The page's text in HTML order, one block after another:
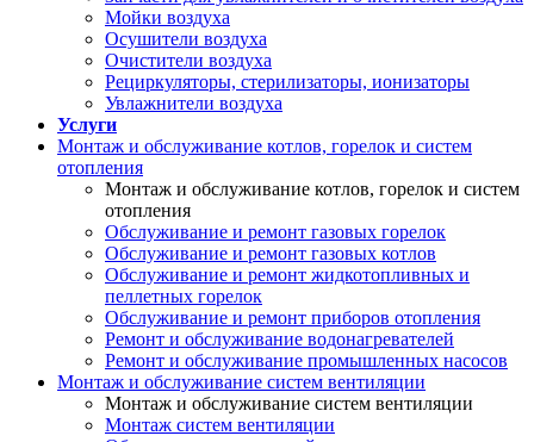
Мойки воздуха
Осушители воздуха
Очистители воздуха
Рециркуляторы, стерилизаторы, ионизаторы
Увлажнители воздуха
Услуги
Монтаж и обслуживание котлов, горелок и систем
отопления
Монтаж и обслуживание котлов, горелок и систем
отопления
Обслуживание и ремонт газовых горелок
Обслуживание и ремонт газовых котлов
Обслуживание и ремонт жидкотопливных и
пеллетных горелок
Обслуживание и ремонт приборов отопления
Ремонт и обслуживание водонагревателей
Ремонт и обслуживание промышленных насосов
Монтаж и обслуживание систем вентиляции
Монтаж и обслуживание систем вентиляции
Монтаж систем вентиляции